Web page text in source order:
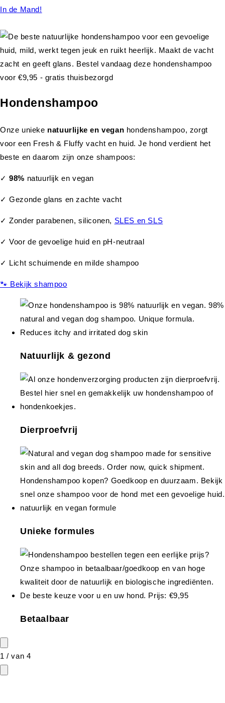
In de Mand!
Hondenshampoo
Onze unieke natuurlijke en vegan hondenshampoo, zorgt
voor een Fresh & Fluffy vacht en huid. Je hond verdient het
beste en daarom zijn onze shampoos:
✓98% natuurlijk en vegan
✓ Gezonde glans en zachte vacht
✓ Zonder parabenen, siliconen, SLES en SLS
✓ Voor de gevoelige huid en pH-neutraal
✓ Licht schuimende en milde shampoo
🐾 Bekijk shampoo
Natuurlijk & gezond
Dierproefvrij
Unieke formules
Betaalbaar
1 /van 4